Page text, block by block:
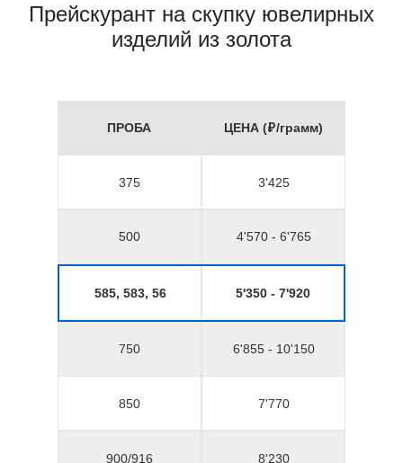
Прейскурант на скупку ювелирных
изделий из золота
ПРОБА ЦЕНА (₽/грамм)
375 3'425
500 4'570 - 6'765
585, 583, 56 5'350 - 7'920
750 6'855 - 10'150
850 7'770
900/916 8'230